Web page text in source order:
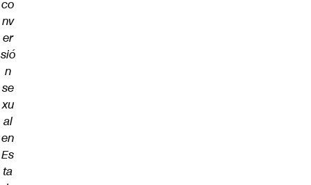
co
nv
er
sió
n
se
xu
al
en
Es
ta